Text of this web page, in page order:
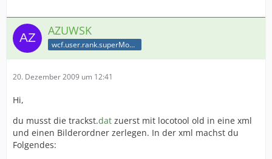
AZUWSK
wcf.user.rank.superModerator
20. Dezember 2009 um 12:41
Hi,
du musst die trackst.dat zuerst mit locotool old in eine xml
und einen Bilderordner zerlegen. In der xml machst du
Folgendes: